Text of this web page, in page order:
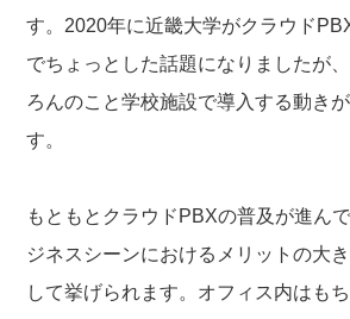
す。2020年に近畿大学がクラウド
でちょっとした話題になりましたが
ろんのこと学校施設で導入する動き
す。
もともとクラウドPBXの普及が進ん
ジネスシーンにおけるメリットの大
して挙げられます。オフィス内はも